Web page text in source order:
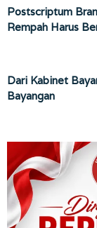
Postscriptum
Rempah Harus
Dari Kabinet
Bayangan